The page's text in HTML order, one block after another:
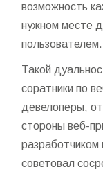
возможность
нужном месте
пользователем.
Такой
соратники по
девелоперы,
стороны веб-
советовал